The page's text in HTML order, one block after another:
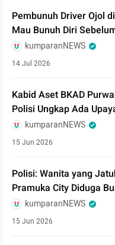
Pembunuh Driver Ojol
Mau Bunuh Diri
kumparanNEWS
14 Jul 2026
Kabid Aset BKAD
Polisi Ungkap Ada
kumparanNEWS
15 Jun 2026
Polisi: Wanita yang
Pramuka City Diduga
kumparanNEWS
15 Jun 2026